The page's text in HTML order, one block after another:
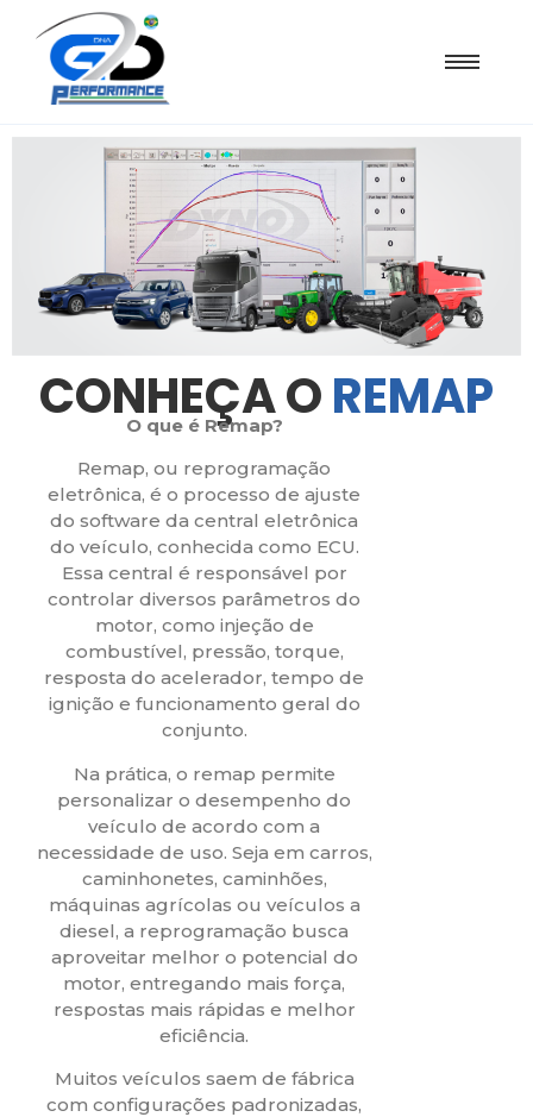
CONHEÇA OREMAP
O que é Remap?
Remap, ou reprogramação
eletrônica, é o processo de ajuste
do software da central eletrônica
do veículo, conhecida como ECU.
Essa central é responsável por
controlar diversos parâmetros do
motor, como injeção de
combustível, pressão, torque,
resposta do acelerador, tempo de
ignição e funcionamento geral do
conjunto.
Na prática, o remap permite
personalizar o desempenho do
veículo de acordo com a
necessidade de uso. Seja em carros,
caminhonetes, caminhões,
máquinas agrícolas ou veículos a
diesel, a reprogramação busca
aproveitar melhor o potencial do
motor, entregando mais força,
respostas mais rápidas e melhor
eficiência.
Muitos veículos saem de fábrica
com configurações padronizadas,